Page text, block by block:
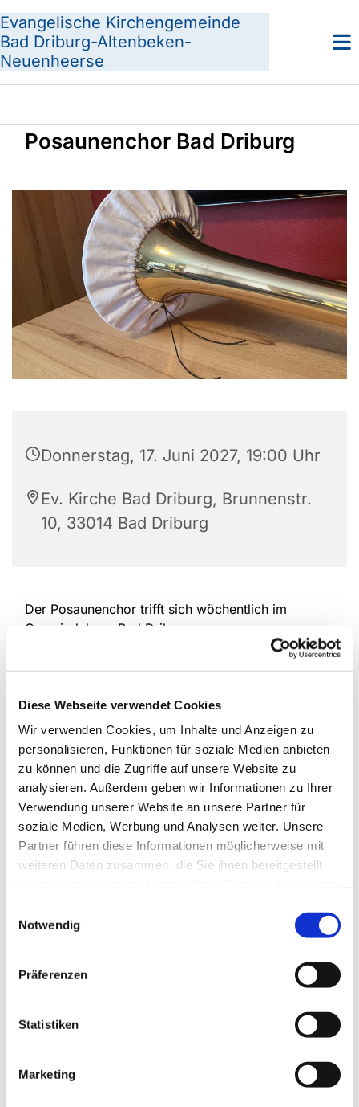
Diese Webseite verwendet Cookies
Wir verwenden Cookies, um Inhalte und Anzeigen zu
personalisieren, Funktionen für soziale Medien anbieten
zu können und die Zugriffe auf unsere Website zu
analysieren. Außerdem geben wir Informationen zu Ihrer
Verwendung unserer Website an unsere Partner für
soziale Medien, Werbung und Analysen weiter. Unsere
Partner führen diese Informationen möglicherweise mit
weiteren Daten zusammen, die Sie ihnen bereitgestellt
Notwendig
Präferenzen
Statistiken
Marketing
Evangelische Kirchengemeinde
Bad Driburg-Altenbeken-
Neuenheerse
Posaunenchor Bad Driburg
Donnerstag, 17. Juni 2027, 19:00 Uhr
Ev. Kirche Bad Driburg, Brunnenstr.
10, 33014 Bad Driburg
Der Posaunenchor trifft sich wöchentlich im
Gemeindehaus Bad Driburg.